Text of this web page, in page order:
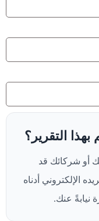
التقرير؟
أو شركائك قد
الإلكتروني أدناه
نيابةً عنك.